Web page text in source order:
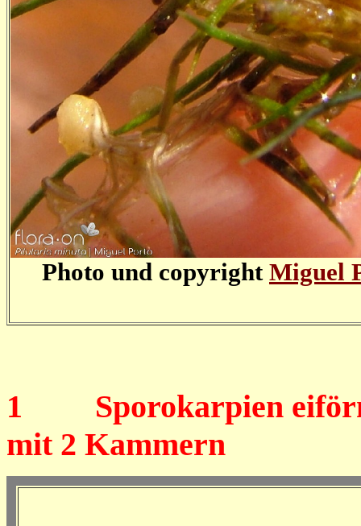
Photo und copyright Miguel
1 Sporokarpien
mit 2 Kammern